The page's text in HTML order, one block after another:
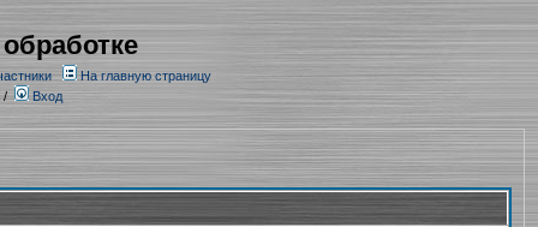
На главную страницу
/ Вход